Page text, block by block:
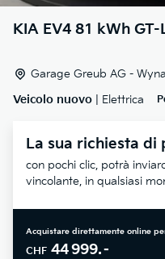
KIA EV4 81 kWh GT-
Garage Greub AG -
Veicolo nuovo | Elettrica
La sua richiesta di
con pochi clic, potrà
vincolante, in qualsiasi
Acquistare direttamente online
CHF 44 999.–